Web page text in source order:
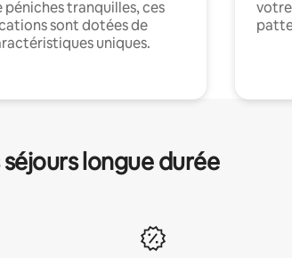
péniches tranquilles, ces
sont dotées de
uniques.
longue durée